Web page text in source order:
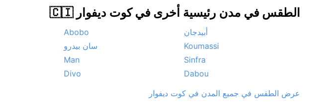
الطقس في مدن رئيسية أخرى في كوت ديفوار 🇨🇮
أبيدجان Abobo
Koumassi
سان بيدرو
Sinfra
Man
Dabou
Divo
عرض الطقس في جميع المدن في كوت ديفوار